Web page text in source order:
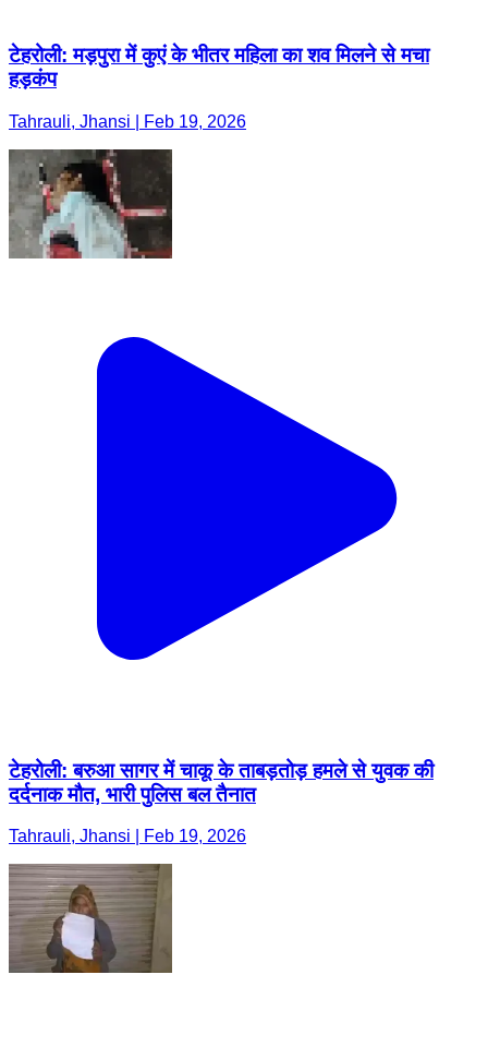
टेहरोली: मड़पुरा में कुएं के भीतर महिला का शव मिलने से मचा
हड़कंप
Tahrauli, Jhansi | Feb 19, 2026
टेहरोली: बरुआ सागर में चाकू के ताबड़तोड़ हमले से युवक की
दर्दनाक मौत, भारी पुलिस बल तैनात
Tahrauli, Jhansi | Feb 19, 2026